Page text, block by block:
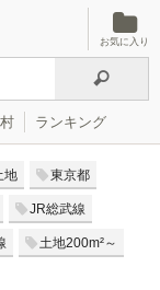
お気に入り
ランキング
地 東京都
JR総武線
土地200m²～